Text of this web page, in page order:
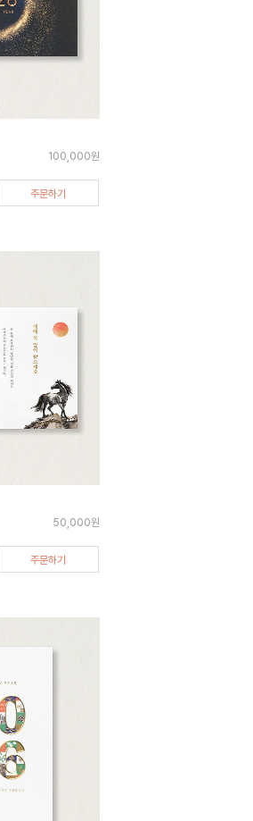
100,000원
주문하기
50,000원
주문하기